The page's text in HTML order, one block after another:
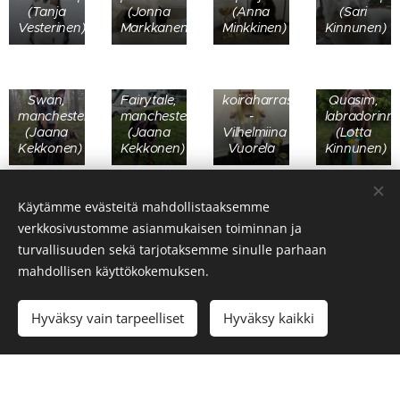
(Tanja
Vesterinen)
(Jonna
Markkanen)
(Anna
Minkkinen)
(Sari
Kinnunen)
uoden
agilitykoira
Swan,
manchesterinterrieri
(Jaana
Kekkonen)
MVA)
arvon
Fairytale,
manchesterinterrieri
(Jaana
Kekkonen)
koiraharrastaja
-
Vilhelmiina
Vuorela
Quasim,
(Lotta
Kinnunen)
Koirakerho Viitakoirat ry 2025
LuotuWebnodella Evästeet
Käytämme evästeitä mahdollistaaksemme
verkkosivustomme asianmukaisen toiminnan ja
turvallisuuden sekä tarjotaksemme sinulle parhaan
mahdollisen käyttökokemuksen.
Hyväksy vain tarpeelliset Hyväksy kaikki